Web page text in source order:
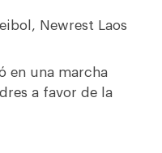
Newrest Laos
en una marcha
a favor de la